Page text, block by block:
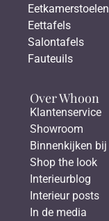
Eetkamerstoelen
Eettafels
Salontafels
Fauteuils
Over Whoon
Klantenservice
Showroom
Binnenkijken bij
Shop the look
Interieurblog
Interieur posts
In de media